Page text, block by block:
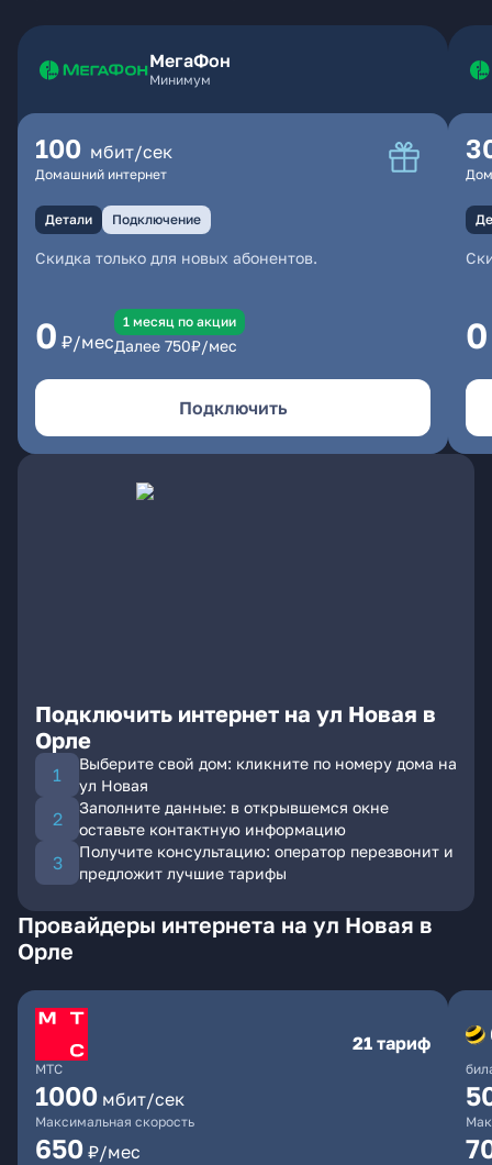
МегаФон
Минимум
100 мбит/сек
Домашний интернет
Детали Подключение
Скидка только для новых абонентов.
0 ₽/мес
1 месяц по акции
Далее 750₽/мес
Подключить
0
Подключить интернет на ул Новая в
Орле
Выберите свой дом: кликните по номеру дома на
ул Новая
Заполните данные: в открывшемся окне
оставьте контактную информацию
Получите консультацию: оператор перезвонит и
предложит лучшие тарифы
Провайдеры интернета на ул Новая в
Орле
МТС
21 тариф
1000 мбит/сек
Максимальная скорость
650 ₽/мес